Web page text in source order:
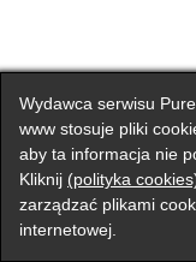
Wydawca serwisu
www stosuje pliki
aby ta informacja nie
Kliknij (polityka
zarządzać plikami
internetowej.